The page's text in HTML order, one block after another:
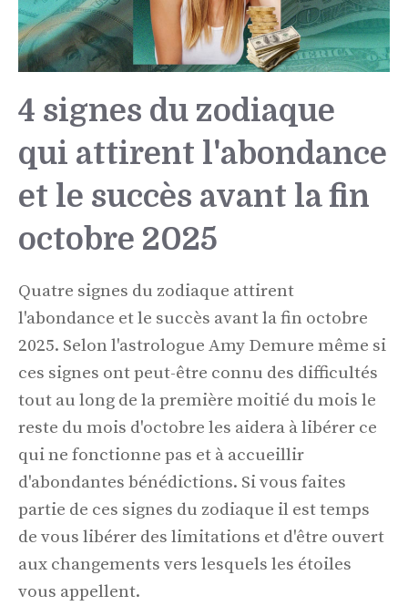
4 signes du zodiaque
qui attirent l'abondance
et le succès avant la fin
octobre 2025
Quatre signes du zodiaque attirent
l'abondance et le succès avant la fin octobre
2025. Selon l'astrologue Amy Demure même si
ces signes ont peut-être connu des difficultés
tout au long de la première moitié du mois le
reste du mois d'octobre les aidera à libérer ce
qui ne fonctionne pas et à accueillir
d'abondantes bénédictions. Si vous faites
partie de ces signes du zodiaque il est temps
de vous libérer des limitations et d'être ouvert
aux changements vers lesquels les étoiles
vous appellent.